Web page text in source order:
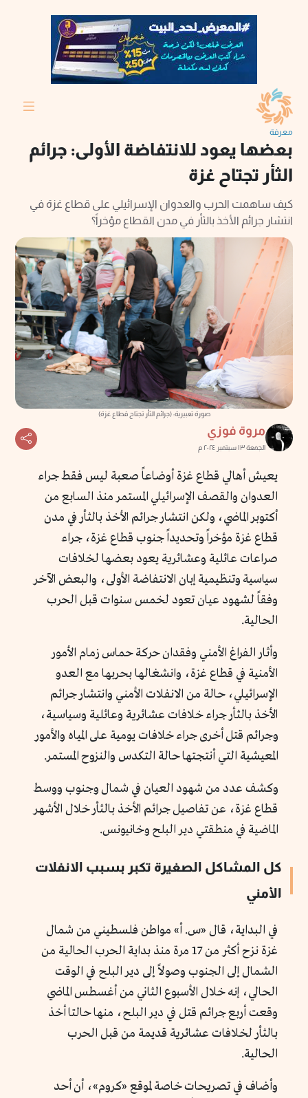
معرفة
بعضها يعود للانتفاضة الأولى: جرائم
الثأر تجتاح غزة
كيف ساهمت الحرب والعدوان الإسرائيلي على قطاع غزة في
انتشار جرائم الأخذ بالثأر في مدن القطاع مؤخراً؟
صورة تعبيرية: (جرائم الثأر تجتاح قطاع غزة)
مروة فوزي
الجمعة ١٣ سبتمبر ٢٠٢٤ م
يعيش أهالي قطاع غزة أوضاعاً صعبة ليس فقط جراء
العدوان والقصف الإسرائيلي المستمر منذ السابع من
أكتوبر الماضي، ولكن انتشار جرائم الأخذ بالثأر في مدن
قطاع غزة مؤخراً وتحديداً جنوب قطاع غزة، جراء
صراعات عائلية وعشائرية يعود بعضها لخلافات
سياسية وتنظيمية إبان الانتفاضة الأولى، والبعض الآخر
وفقاً لشهود عيان تعود لخمس سنوات قبل الحرب
الحالية.
وأثار الفراغ الأمني وفقدان حركة حماس زمام الأمور
الأمنية في قطاع غزة، وانشغالها بحربها مع العدو
الإسرائيلي، حالة من الانفلات الأمني وانتشار جرائم
الأخذ بالثأر جراء خلافات عشائرية وعائلية وسياسية،
وجرائم قتل أخرى جراء خلافات يومية على المياه والأمور
المعيشية التي أنتجتها حالة التكدس والنزوح المستمر.
وكشف عدد من شهود العيان في شمال وجنوب ووسط
قطاع غزة، عن تفاصيل جرائم الأخذ بالثأر خلال الأشهر
الماضية في منطقتي دير البلح وخانيونس.
كل المشاكل الصغيرة تكبر بسبب الانفلات
الأمني
في البداية، قال «س. أ» مواطن فلسطيني من شمال
غزة نزح أكثر من 17 مرة منذ بداية الحرب الحالية من
الشمال إلى الجنوب وصولاً إلى دير البلح في الوقت
الحالي، إنه خلال الأسبوع الثاني من أغسطس الماضي
وقعت أربع جرائم قتل في دير البلح، منها حالتا أخذ
بالثأر لخلافات عشائرية قديمة من قبل الحرب
الحالية.
وأضاف في تصريحات خاصة لموقع «كروم»، أن أحد